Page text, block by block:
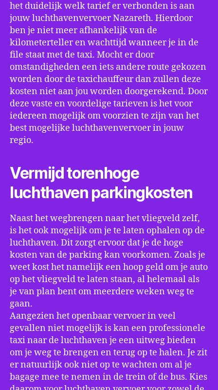
het duidelijk welk tarief er verbonden is aan
jouw luchthavenvervoer Nazareth. Hierdoor
ben je niet meer afhankelijk van de
kilometerteller en wachttijd wanneer je in de
file staat met de taxi. Mocht er door
omstandigheden een iets andere route gekozen
worden door de taxichauffeur dan zullen deze
kosten niet aan jou worden doorgerekend. Door
deze vaste en voordelige tarieven is het voor
iedereen mogelijk om voorzien te zijn van het
best mogelijke luchthavenvervoer in jouw
regio.
Vermijd torenhoge
luchthaven parkingkosten
Naast het wegbrengen naar het vliegveld zelf,
is het ook mogelijk om je te laten ophalen op de
luchthaven. Dit zorgt ervoor dat je de hoge
kosten van de parking kan voorkomen. Zoals je
weet kost het namelijk een hoop geld om je auto
op het vliegveld te laten staan, al helemaal als
je van plan bent om meerdere weken weg te
gaan.
Aangezien het openbaar vervoer in veel
gevallen niet mogelijk is kan een professionele
taxi naar de luchthaven je een uitweg bieden
om je weg te brengen en terug op te halen. Je zit
er natuurlijk ook niet op te wachten om al je
bagage mee te nemen in de trein of de bus. Kies